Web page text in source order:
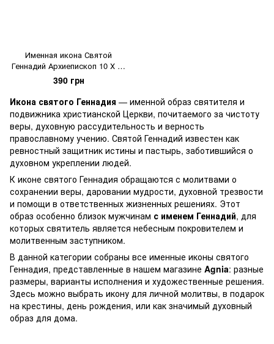
Именная икона Святой
Геннадий Архиепископ 10 Х 14
см
390 грн
Икона святого Геннадия — именной образ святителя и
подвижника христианской Церкви, почитаемого за чистоту
веры, духовную рассудительность и верность
православному учению. Святой Геннадий известен как
ревностный защитник истины и пастырь, заботившийся о
духовном укреплении людей.
К иконе святого Геннадия обращаются с молитвами о
сохранении веры, даровании мудрости, духовной трезвости
и помощи в ответственных жизненных решениях. Этот
образ особенно близок мужчинам с именем Геннадий, для
которых святитель является небесным покровителем и
молитвенным заступником.
В данной категории собраны все именные иконы святого
Геннадия, представленные в нашем магазине Agnia: разные
размеры, варианты исполнения и художественные решения.
Здесь можно выбрать икону для личной молитвы, в подарок
на крестины, день рождения, или как значимый духовный
образ для дома.